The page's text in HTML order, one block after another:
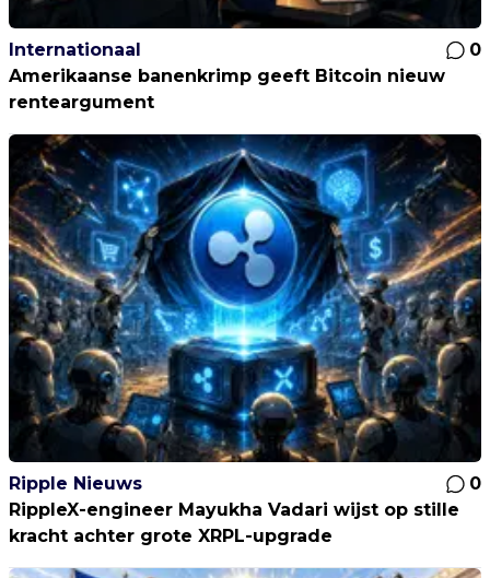
Internationaal
0
Amerikaanse banenkrimp geeft Bitcoin nieuw
renteargument
Ripple Nieuws
0
RippleX-engineer Mayukha Vadari wijst op stille
kracht achter grote XRPL-upgrade